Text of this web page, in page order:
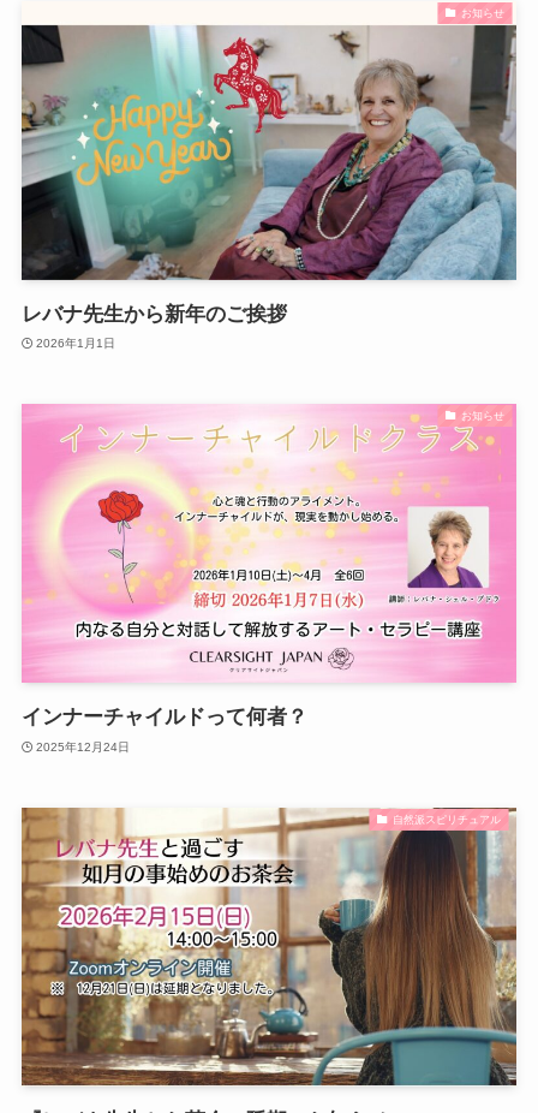
お知らせ
レバナ先生から新年のご挨拶
2026年1月1日
お知らせ
インナーチャイルドって何者？
2025年12月24日
自然派スピリチュアル